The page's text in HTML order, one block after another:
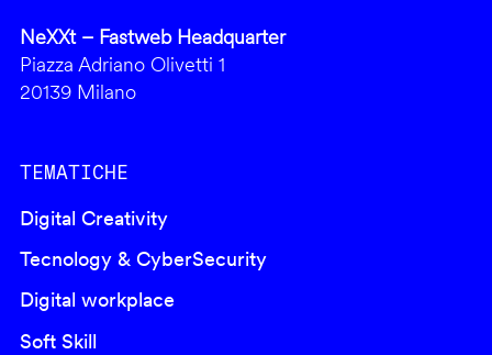
NeXXt – Fastweb Headquarter
Piazza Adriano Olivetti 1
20139 Milano
TEMATICHE
Digital Creativity
Tecnology & CyberSecurity
Digital workplace
Soft Skill